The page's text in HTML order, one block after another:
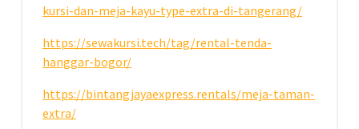
kursi-dan-meja-kayu-type-extra-di-tangerang/
https://sewakursi.tech/tag/rental-tenda-
hanggar-bogor/
https://bintangjayaexpress.rentals/meja-taman-
extra/